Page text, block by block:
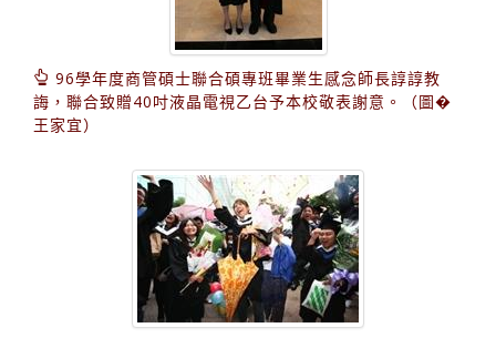
96學年度商管碩士聯合碩專班畢業生感念師長諄諄教
誨，聯合致贈40吋液晶電視乙台予本校敬表謝意。（圖�
王家宜）